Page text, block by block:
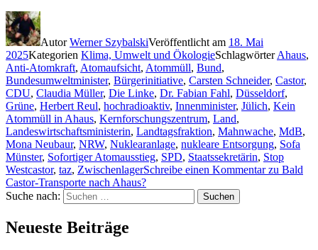
AutorWerner SzybalskiVeröffentlicht am 18. Mai
2025Kategorien Klima, Umwelt und ÖkologieSchlagwörterAhaus,
Anti-Atomkraft, Atomaufsicht, Atommüll, Bund,
Bundesumweltminister, Bürgerinitiative, Carsten Schneider, Castor,
CDU, Claudia Müller, Die Linke, Dr. Fabian Fahl, Düsseldorf,
Grüne, Herbert Reul, hochradioaktiv, Innenminister, Jülich, Kein
Atommüll in Ahaus, Kernforschungszentrum, Land,
Landeswirtschaftsministerin, Landtagsfraktion, Mahnwache, MdB,
Mona Neubaur, NRW, Nuklearanlage, nukleare Entsorgung, Sofa
Münster, Sofortiger Atomausstieg, SPD, Staatssekretärin, Stop
Westcastor, taz, ZwischenlagerSchreibe einen Kommentarzu Bald
Castor-Transporte nach Ahaus?
Suche nach:
Suchen
Neueste Beiträge